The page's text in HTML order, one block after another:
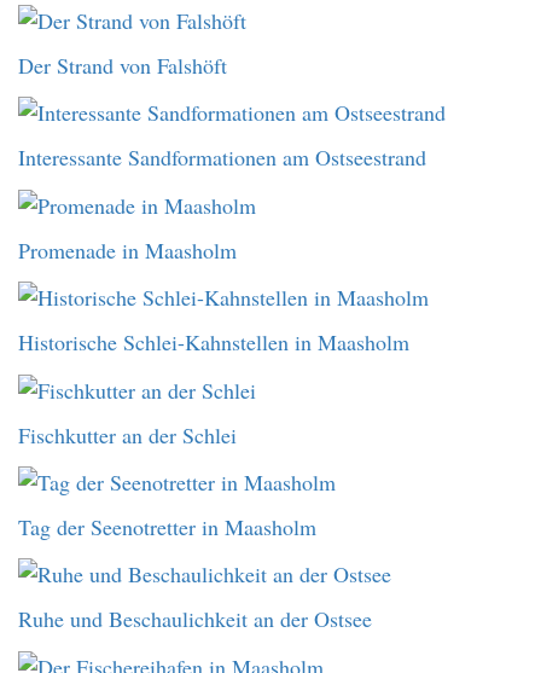
Der Strand von Falshöft
Interessante Sandformationen am Ostseestrand
Promenade in Maasholm
Historische Schlei-Kahnstellen in Maasholm
Fischkutter an der Schlei
Tag der Seenotretter in Maasholm
Ruhe und Beschaulichkeit an der Ostsee